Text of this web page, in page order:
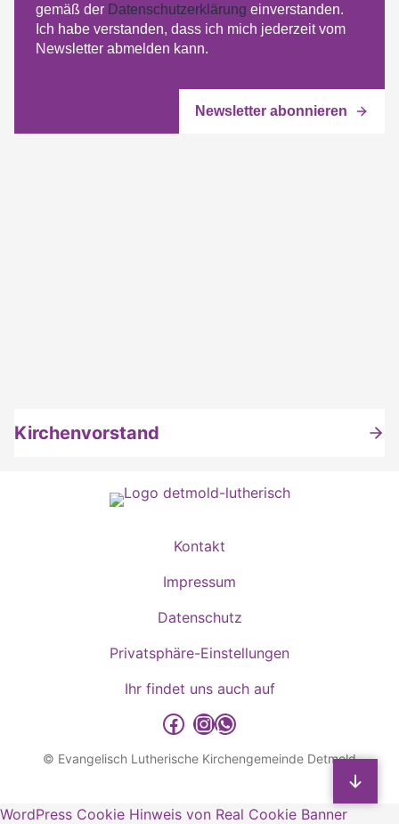
gemäß der Datenschutzerklärung einverstanden.
Ich habe verstanden, dass ich mich jederzeit vom
Newsletter abmelden kann.
Kirchenvorstand
Kontakt
Impressum
Datenschutz
Privatsphäre-Einstellungen
Ihr findet uns auch auf
detmold-lutherisch auf Facebook
detmold-lutherisch auf Instagram
detmold-lutherisch auf WhatsApp
© Evangelisch Lutherische Kirchengemeinde Detmold
WordPress Cookie Hinweis von Real Cookie Banner